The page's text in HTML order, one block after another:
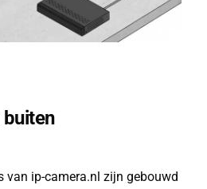
buiten
van ip-camera.nl zijn gebouwd